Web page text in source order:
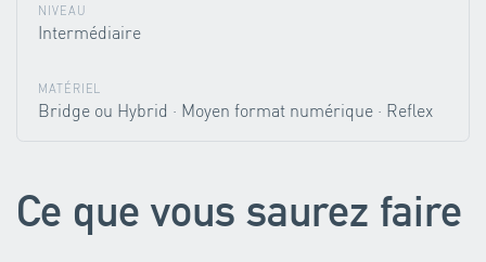
NIVEAU
Intermédiaire
MATÉRIEL
Bridge ou Hybrid · Moyen format numérique · Reflex
Ce que vous saurez faire